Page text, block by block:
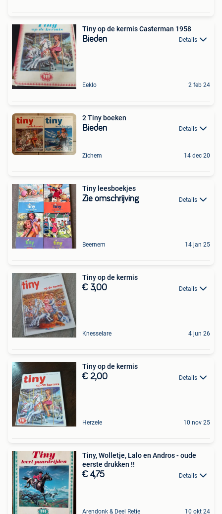
Tiny op de kermis Casterman 1958
Bieden Details
Eeklo 2 feb 24
2 Tiny boeken
Bieden Details
Zichem 14 dec 20
Tiny leesboekjes
Zie omschrijving Details
Beernem 14 jan 25
Tiny op de kermis
€ 3,00 Details
Knesselare 4 jun 26
Tiny op de kermis
€ 2,00 Details
Herzele 10 nov 25
Tiny, Wolletje, Lalo en Andros - oude
eerste drukken !!
€ 4,75 Details
Arendonk & Deel Retie 10 okt 24